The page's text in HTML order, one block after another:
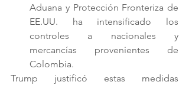
Aduana y Protección Fronteriza de
EE.UU. ha intensificado los
controles a nacionales y
mercancías provenientes de
Colombia​.
Trump justificó estas medidas